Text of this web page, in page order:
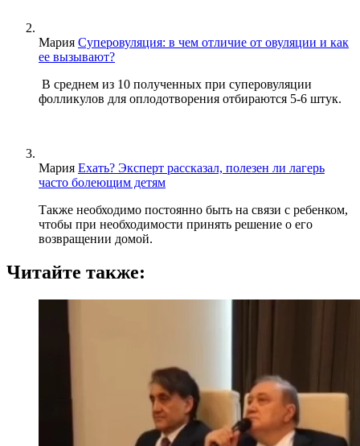
Мария Суперовуляция: в чем отличие от овуляции и как
ее вызывают?
В среднем из 10 полученных при суперовуляции
фолликулов для оплодотворения отбираются 5-6 штук.
Мария Ехать? Эксперт рассказал, полезен ли лагерь
часто болеющим детям
Также необходимо постоянно быть на связи с ребенком,
чтобы при необходимости принять решение о его
возвращении домой.
Читайте также: